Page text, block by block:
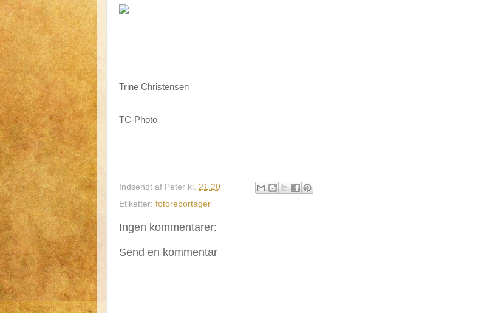
Trine Christensen
TC-Photo
Indsendt af Peter kl. 21.20
Etiketter: fotoreportager
Ingen kommentarer:
Send en kommentar